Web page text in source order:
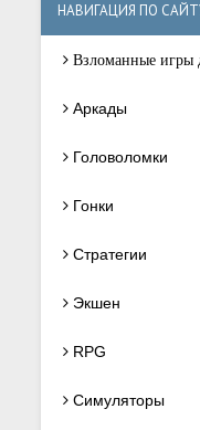
НАВИГАЦИЯ ПО
Взломанные игры
Аркады
Головоломки
Гонки
Стратегии
Экшен
RPG
Симуляторы